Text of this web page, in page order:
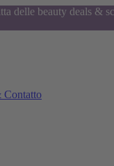
delle beauty deals &
Contatto